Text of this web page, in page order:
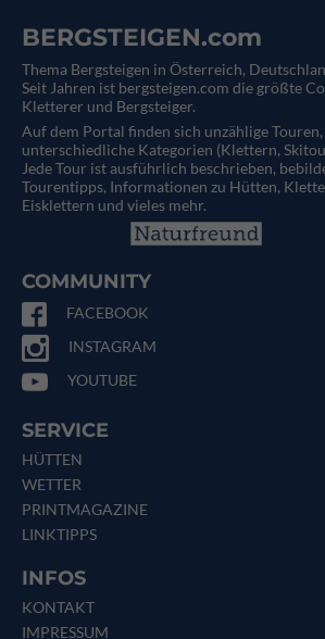
BERGSTEIGEN.com
Thema Bergsteigen in Österreich,
Seit Jahren ist bergsteigen.com die größte
Kletterer und Bergsteiger.
Auf dem Portal finden sich unzählige
unterschiedliche Kategorien (Klettern,
Jede Tour ist ausführlich beschrieben,
Tourentipps, Informationen zu Hütten,
Eisklettern und vieles mehr.
COMMUNITY
FACEBOOK
INSTAGRAM
YOUTUBE
SERVICE
HÜTTEN
WETTER
PRINTMAGAZINE
LINKTIPPS
INFOS
KONTAKT
IMPRESSUM